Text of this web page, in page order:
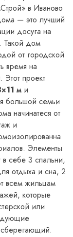
в Иваново
— это лучший
досуга на
Такой дом
от городской
время на
проект
м и
большой семьи
начинатеся от
и
Элементы
себе 3 спальни,
отдыха и сна, 2
всем жильцам
которые
или